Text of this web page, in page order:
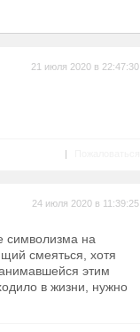
21 июля 2020 в 22:47:30
|
24 июля 2020 в 11:39:25
символизма на
смеяться, хотя
этим
в жизни, нужно